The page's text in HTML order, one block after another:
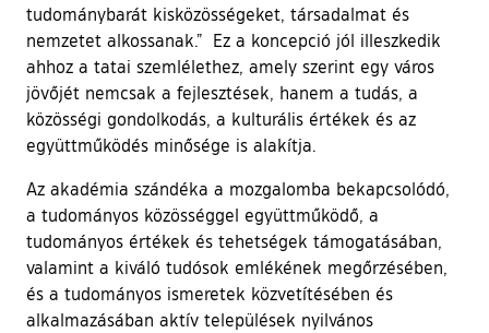
tudománybarát kisközösségeket, társadalmat és
nemzetet alkossanak.” Ez a koncepció jól illeszkedik
ahhoz a tatai szemlélethez, amely szerint egy város
jövőjét nemcsak a fejlesztések, hanem a tudás, a
közösségi gondolkodás, a kulturális értékek és az
együttműködés minősége is alakítja.
Az akadémia szándéka a mozgalomba bekapcsolódó,
a tudományos közösséggel együttműködő, a
tudományos értékek és tehetségek támogatásában,
valamint a kiváló tudósok emlékének megőrzésében,
és a tudományos ismeretek közvetítésében és
alkalmazásában aktív települések nyilvános